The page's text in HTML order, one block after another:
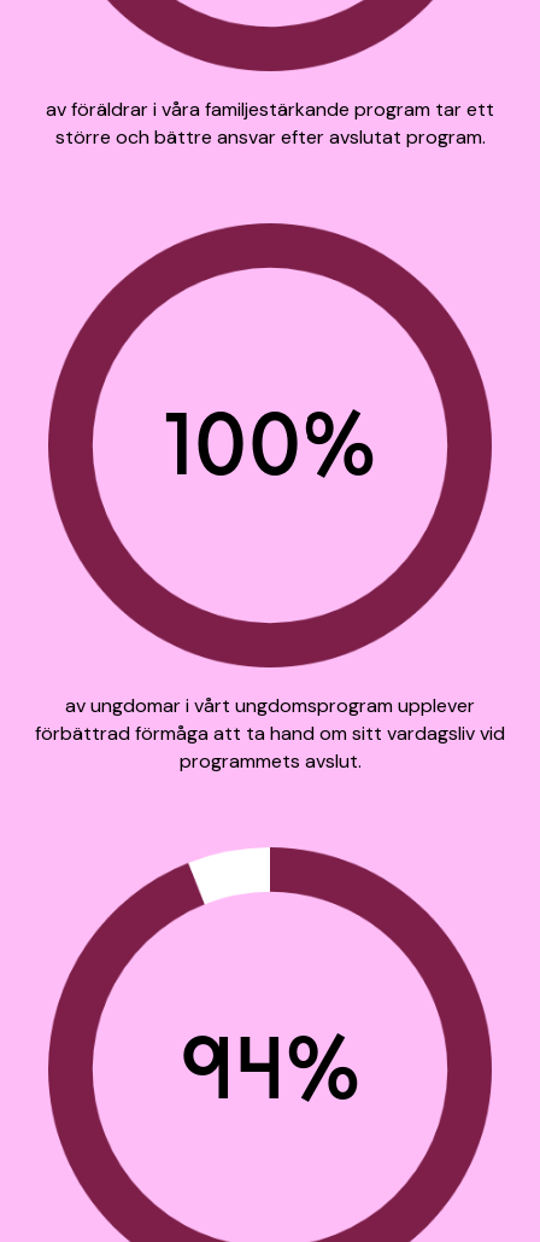
av föräldrar i våra familjestärkande program tar ett
större och bättre ansvar efter avslutat program.
100%
av ungdomar i vårt ungdomsprogram upplever
förbättrad förmåga att ta hand om sitt vardagsliv vid
programmets avslut.
94%